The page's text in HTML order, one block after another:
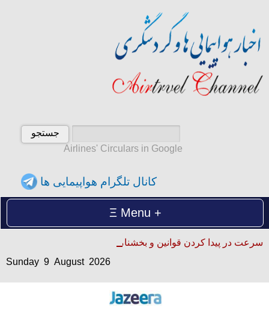
Airlines' Circulars in Google
کانال تلگرام هواپیمایی ها
Menu
سرعت در پیدا کردن قوانین و بخشنامه ها
Sunday 9 August 2026
Sunday 9 August 2026